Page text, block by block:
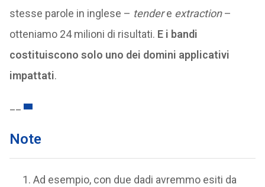
stesse parole in inglese – tendere extraction–
otteniamo 24 milioni di risultati. E i bandi
costituiscono solo uno dei domini applicativi
impattati.
Note
Ad esempio, con due dadi avremmo esiti da